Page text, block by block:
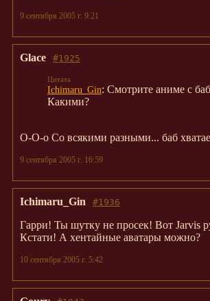
9 сентября 2005 г. 9:21
#1925
Glace
Ichimaru_Gin: Смотрите аниме с
Какими?
О-О-о Со всякими разными... баб
9 сентября 2005 г. 16:59
#1936
Ichimaru_Gin
Гарри! Ты шутку не просек! Вот Jarvis
Кстати! А хентайные аватары можно?
10 сентября 2005 г. 5:42